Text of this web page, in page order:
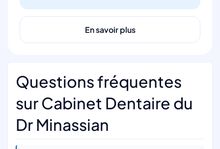
En savoir plus
Questions fréquentes
sur Cabinet Dentaire du
Dr Minassian